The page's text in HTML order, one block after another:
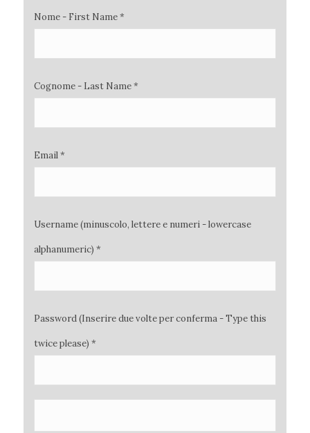
Nome - First Name *
Cognome - Last Name *
Email *
Username (minuscolo, lettere e numeri - lowercase
alphanumeric) *
Password (Inserire due volte per conferma - Type this
twice please) *